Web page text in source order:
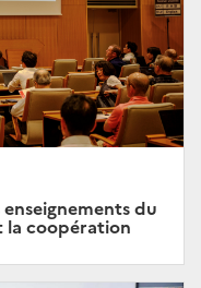
du
la coopération